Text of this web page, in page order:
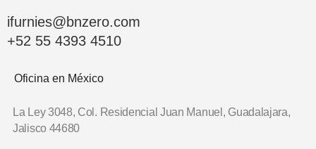
ifurnies@bnzero.com
+52 55 4393 4510
Oficina en México
La Ley 3048, Col. Residencial Juan Manuel, Guadalajara,
Jalisco 44680